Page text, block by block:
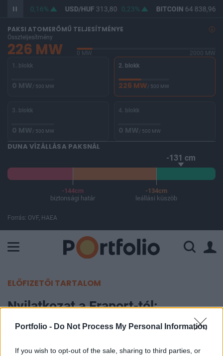
Portfolio - Do Not Process My Personal Information
If you wish to opt-out of the sale, sharing to third parties, or
362,30 0,16% USD/HUF313,80 0,23% BITCOIN64 838,96
PAKSI ATOMERŐMŰ TELJESÍTMÉNYE
Összteljesítmény
226 MW 0 MW
2000 MW
1. blokk
0 MW/ 500 MW
2. blokk
226 MW/ 500 MW
3. blokk
0 MW/ 500 MW
4. blokk
0 MW/ 500 MW
DUNA VÍZÁLLÁSA PAKSNÁL
-131 cm
-144cm
biztonsági határ
-134cm
leállási küszöb
Forrás: OVF, HAEA
ELŐFIZETŐI TARTALOM
Nyilatkozat a Fraport-tól:
"professzionális és transzparens"